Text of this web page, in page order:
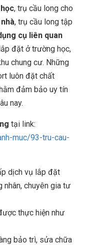
, trụ cầu long cho
, trụ cầu long tập
cụ liên quan
đặt ở trường học,
chung cư. Những
luôn đặt chất
đảm bảo uy tín
nay.
tại link:
muc/93-tru-cau-
dịch vụ lắp đặt
chuyên gia tư
thực hiện như
bảo trì, sửa chữa